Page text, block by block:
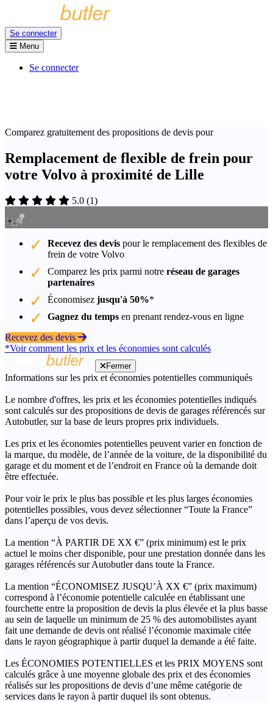
Se connecter
Menu
Se connecter
Comparez gratuitement des propositions de devis pour
Remplacement de flexible de frein pour
votre Volvo à proximité de Lille
5.0 (1)
Recevez des devis pour le remplacement des flexibles de
frein de votre Volvo
Comparez les prix parmi notre réseau de garages
partenaires
Économisez jusqu'à 50%*
Gagnez du temps en prenant rendez-vous en ligne
Recevez des devis
*Voir comment les prix et les économies sont calculés
Fermer
Informations sur les prix et économies potentielles communiqués
Le nombre d'offres, les prix et les économies potentielles indiqués
sont calculés sur des propositions de devis de garages référencés sur
Autobutler, sur la base de leurs propres prix individuels.
Les prix et les économies potentielles peuvent varier en fonction de
la marque, du modèle, de l’année de la voiture, de la disponibilité du
garage et du moment et de l’endroit en France où la demande doit
être effectuée.
Pour voir le prix le plus bas possible et les plus larges économies
potentielles possibles, vous devez sélectionner “Toute la France”
dans l’aperçu de vos devis.
La mention “À PARTIR DE XX €” (prix minimum) est le prix
actuel le moins cher disponible, pour une prestation donnée dans les
garages référencés sur Autobutler dans toute la France.
La mention “ÉCONOMISEZ JUSQU’À XX €” (prix maximum)
correspond à l’économie potentielle calculée en établissant une
fourchette entre la proposition de devis la plus élevée et la plus basse
au sein de laquelle un minimum de 25 % des automobilistes ayant
fait une demande de devis ont réalisé l’économie maximale citée
dans le rayon géographique à partir duquel la demande a été faite.
Les ÉCONOMIES POTENTIELLES et les PRIX MOYENS sont
calculés grâce à une moyenne globale des prix et des économies
réalisés sur les propositions de devis d’une même catégorie de
services dans le rayon à partir duquel ils sont obtenus.